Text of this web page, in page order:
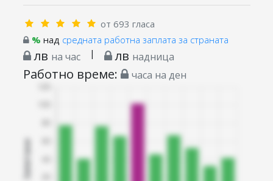
от 693 гласа
% над средната работна заплата за страната
лв на час | лв надница
Работно време: часа на ден